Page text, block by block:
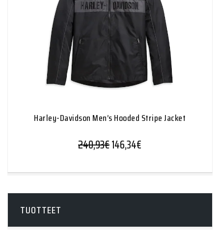
Harley-Davidson Men’s Hooded Stripe Jacket
240,93€Alkuperäinen hinta oli:
146,34€
TUOTTEET